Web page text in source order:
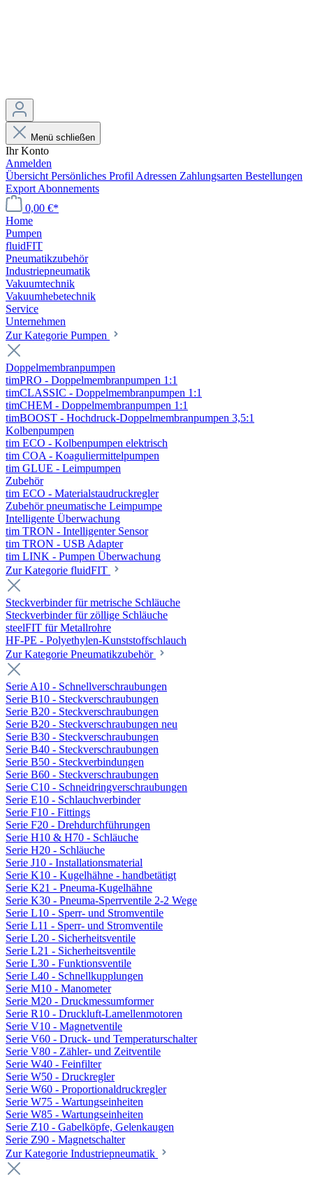
Menü schließen
Ihr Konto
Anmelden
Übersicht Persönliches Profil Adressen Zahlungsarten Bestellungen
Export Abonnements
0,00 €*
Home
Pumpen
fluidFIT
Pneumatikzubehör
Industriepneumatik
Vakuumtechnik
Vakuumhebetechnik
Service
Unternehmen
Zur Kategorie Pumpen
Doppelmembranpumpen
timPRO - Doppelmembranpumpen 1:1
timCLASSIC - Doppelmembranpumpen 1:1
timCHEM - Doppelmembranpumpen 1:1
timBOOST - Hochdruck-Doppelmembranpumpen 3,5:1
Kolbenpumpen
tim ECO - Kolbenpumpen elektrisch
tim COA - Koaguliermittelpumpen
tim GLUE - Leimpumpen
Zubehör
tim ECO - Materialstaudruckregler
Zubehör pneumatische Leimpumpe
Intelligente Überwachung
tim TRON - Intelligenter Sensor
tim TRON - USB Adapter
tim LINK - Pumpen Überwachung
Zur Kategorie fluidFIT
Steckverbinder für metrische Schläuche
Steckverbinder für zöllige Schläuche
steelFIT für Metallrohre
HF-PE - Polyethylen-Kunststoffschlauch
Zur Kategorie Pneumatikzubehör
Serie A10 - Schnellverschraubungen
Serie B10 - Steckverschraubungen
Serie B20 - Steckverschraubungen
Serie B20 - Steckverschraubungen neu
Serie B30 - Steckverschraubungen
Serie B40 - Steckverschraubungen
Serie B50 - Steckverbindungen
Serie B60 - Steckverschraubungen
Serie C10 - Schneidringverschraubungen
Serie E10 - Schlauchverbinder
Serie F10 - Fittings
Serie F20 - Drehdurchführungen
Serie H10 & H70 - Schläuche
Serie H20 - Schläuche
Serie J10 - Installationsmaterial
Serie K10 - Kugelhähne - handbetätigt
Serie K21 - Pneuma-Kugelhähne
Serie K30 - Pneuma-Sperrventile 2-2 Wege
Serie L10 - Sperr- und Stromventile
Serie L11 - Sperr- und Stromventile
Serie L20 - Sicherheitsventile
Serie L21 - Sicherheitsventile
Serie L30 - Funktionsventile
Serie L40 - Schnellkupplungen
Serie M10 - Manometer
Serie M20 - Druckmessumformer
Serie R10 - Druckluft-Lamellenmotoren
Serie V10 - Magnetventile
Serie V60 - Druck- und Temperaturschalter
Serie V80 - Zähler- und Zeitventile
Serie W40 - Feinfilter
Serie W50 - Druckregler
Serie W60 - Proportionaldruckregler
Serie W75 - Wartungseinheiten
Serie W85 - Wartungseinheiten
Serie Z10 - Gabelköpfe, Gelenkaugen
Serie Z90 - Magnetschalter
Zur Kategorie Industriepneumatik